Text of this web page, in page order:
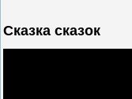
Сказка сказок